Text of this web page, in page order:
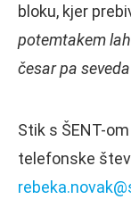
bloku, kjer
potemtakem
česar pa
Stik s ŠENT-
telefonske